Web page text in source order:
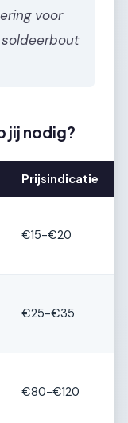
voor
soldeerbout
jij nodig?
Prijsindicatie
€15-€20
€25-€35
€80-€120